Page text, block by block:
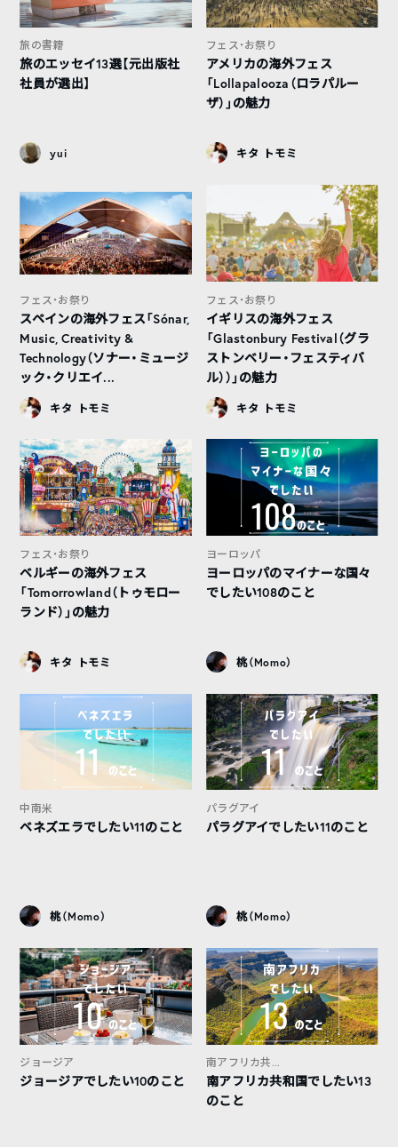
旅の書籍
旅のエッセイ13選【元出版社
社員が選出】
yui
フェス・お祭り
アメリカの海外フェス
「Lollapalooza（ロラパルー
ザ）」の魅力
キタ トモミ
フェス・お祭り
スペインの海外フェス「Sónar,
Music, Creativity &
Technology（ソナー・ミュージ
ック・クリエイ...
キタ トモミ
フェス・お祭り
イギリスの海外フェス
「Glastonbury Festival（グラ
ストンベリー・フェスティバ
ル））」の魅力
キタ トモミ
フェス・お祭り
ベルギーの海外フェス
「Tomorrowland（トゥモロー
ランド）」の魅力
キタ トモミ
ヨーロッパ
ヨーロッパのマイナーな国々
でしたい108のこと
桃（Momo）
中南米
ベネズエラでしたい11のこと
桃（Momo）
パラグアイ
パラグアイでしたい11のこと
桃（Momo）
ジョージア
ジョージアでしたい10のこと
南アフリカ共...
南アフリカ共和国でしたい13
のこと